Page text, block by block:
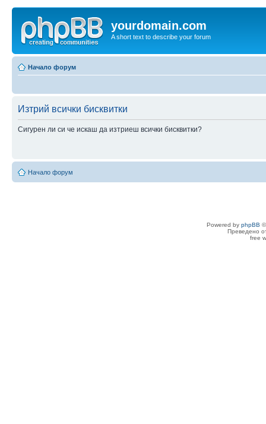
yourdomain.com
A short text to describe your forum
Начало форум
Изтрий всички бисквитки
Сигурен ли си че искаш да изтриеш всички бисквитки?
Начало форум
Powered by phpBB
Преведено
free